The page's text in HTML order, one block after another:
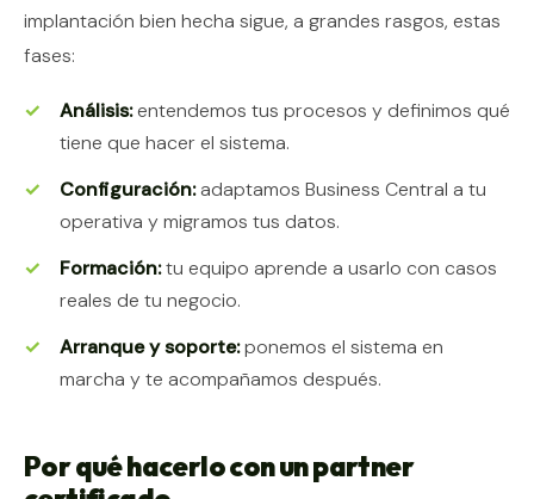
implantación bien hecha sigue, a grandes rasgos, estas
fases:
Análisis:entendemos tus procesos y definimos qué
tiene que hacer el sistema.
Configuración:adaptamos Business Central a tu
operativa y migramos tus datos.
Formación:tu equipo aprende a usarlo con casos
reales de tu negocio.
Arranque y soporte:ponemos el sistema en
marcha y te acompañamos después.
Por qué hacerlo con un partner